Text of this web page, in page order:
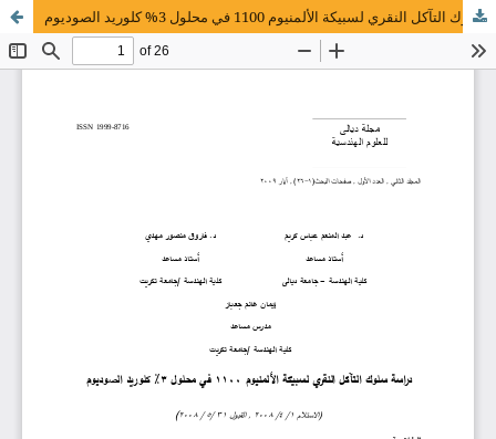
دراسة سلوك التآكل النقري لسبيكة الألمنيوم 1100 في محلول 3% كلوريد الصوديوم